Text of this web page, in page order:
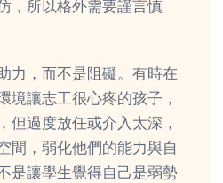
，所以格外需要謹言慎
力，而不是阻礙。有時在
境讓志工很心疼的孩子，
但過度放任或介入太深，
間，弱化他們的能力與自
是讓學生覺得自己是弱勢